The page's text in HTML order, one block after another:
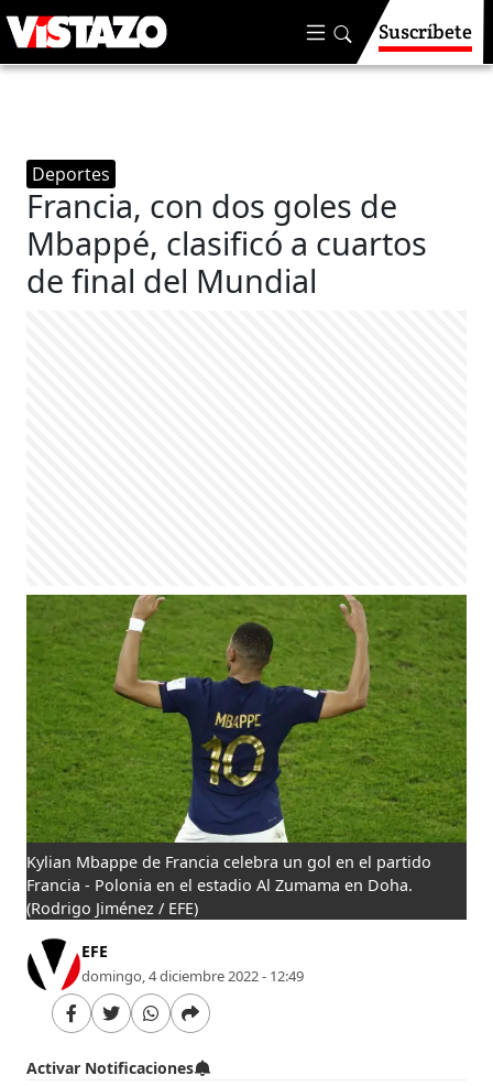
Suscríbete
Deportes
Francia, con dos goles de
Mbappé, clasificó a cuartos
de final del Mundial
Kylian Mbappe de Francia celebra un gol en el partido
Francia - Polonia en el estadio Al Zumama en Doha.
(Rodrigo Jiménez / EFE)
EFE
domingo, 4 diciembre 2022 - 12:49
Activar Notificaciones